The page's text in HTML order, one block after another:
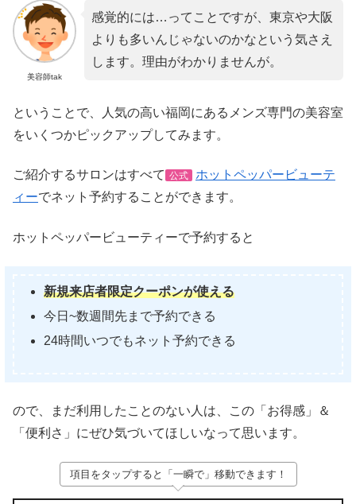
美容師tak
感覚的には…ってことですが、東京や大阪
よりも多いんじゃないのかなという気さえ
します。理由がわかりませんが。
ということで、人気の高い福岡にあるメンズ専門の美容室
をいくつかピックアップしてみます。
ご紹介するサロンはすべて 公式
ホットペッパービューテ
ィーでネット予約することができます。
ホットペッパービューティーで予約すると
新規来店者限定クーポンが使える
今日~数週間先まで予約できる
24時間いつでもネット予約できる
ので、まだ利用したことのない人は、この「お得感」＆
「便利さ」にぜひ気づいてほしいなって思います。
項目をタップすると「一瞬で」移動できます！